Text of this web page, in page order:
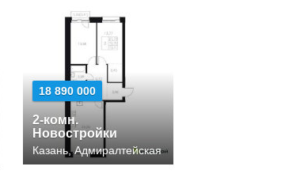
18 890 000
2-комн.
Новостройки
Казань, Адмиралтейская